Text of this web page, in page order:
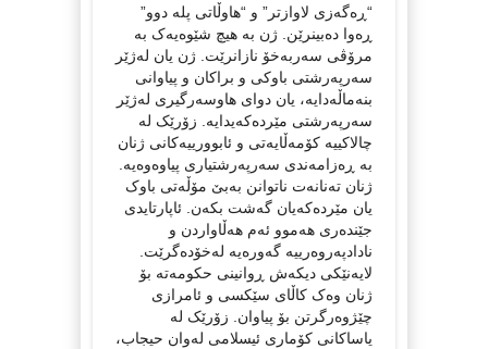
“ڕەگەزی لاوازتر” و “هاوڵاتی پلە دوو”
ڕەوا دەبینرێن. ژن بە هیچ شێوەیەک بە
مرۆڤی سەربەخۆ نازانرێت. ژن یان لەژێر
سەرپەرشتی باوکی و براکان و پیاوانی
بنەماڵەدایە، یان دوای هاوسەرگیری لەژێر
سەرپەرشتی مێردەکەیدایە. زۆرێک لە
چالاکییە کۆمەڵایەتی و ئابوورییەکانی ژنان
بە ڕەزامەندی سەرپەرشتیاری پیاوەوەیە.
ژنان تەنانەت ناتوانن بەبێ مۆڵەتی باوک
یان مێردەکەیان گەشت بکەن. ئاپارتایدی
جێندەری هەموو ئەم هەڵاواردن و
نادادپەروەرییە گەورەیە لەخۆدەگرێت.
لایەنێکی دیکەش ڕوانینی حکومەتە بۆ
ژنان وەک کاڵای سێکسی و ئامرازی
چێژوەرگرتن بۆ پیاوان. زۆرێک لە
یاساکانی کۆماری ئیسلامی لەوان حیجاب،